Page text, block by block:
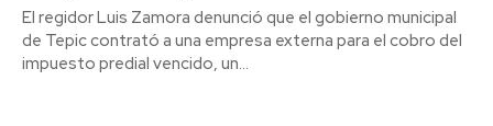
El regidor Luis Zamora denunció que el gobierno municipal
de Tepic contrató a una empresa externa para el cobro del
impuesto predial vencido, un...